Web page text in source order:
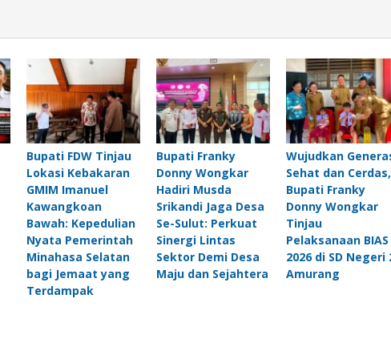
Bupati FDW Tinjau
Lokasi Kebakaran
GMIM Imanuel
Kawangkoan
Bawah: Kepedulian
Nyata Pemerintah
Minahasa Selatan
bagi Jemaat yang
Terdampak
Bupati Franky
Donny Wongkar
Hadiri Musda
Srikandi Jaga Desa
Se-Sulut: Perkuat
Sinergi Lintas
Sektor Demi Desa
Maju dan Sejahtera
Wujudkan
Sehat dan Cerdas,
Bupati Franky
Donny Wongkar
Tinjau
Pelaksanaan BIAS
2026 di SD Negeri
Amurang